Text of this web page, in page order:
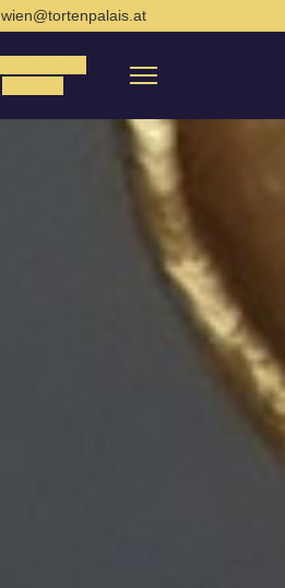
wien@tortenpalais.at